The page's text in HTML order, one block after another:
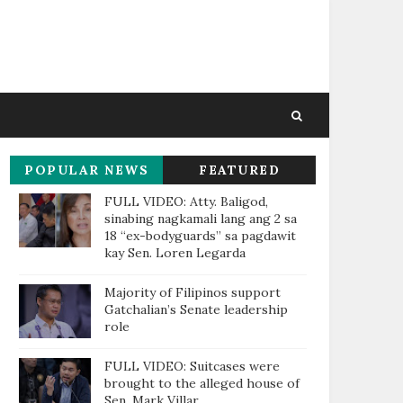
POPULAR NEWS
THIS WEEK
FEATURED
FULL VIDEO: Atty. Baligod,
sinabing nagkamali lang ang 2 sa
18 “ex-bodyguards” sa pagdawit
kay Sen. Loren Legarda
Majority of Filipinos support
Gatchalian’s Senate leadership
role
FULL VIDEO: Suitcases were
brought to the alleged house of